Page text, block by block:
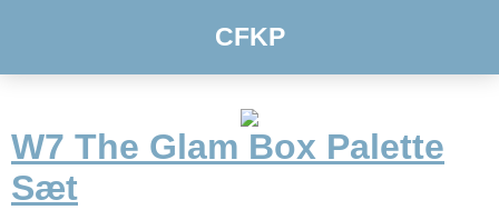
CFKP
W7 The Glam Box Palette
Sæt